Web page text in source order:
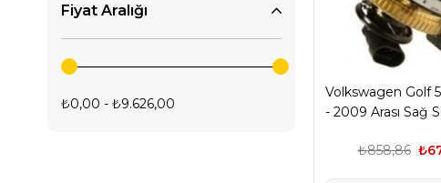
Fiyat Aralığı
₺0,00 - ₺9.626,00
Volkswagen Golf
- 2009 Arası Sağ
₺858,86